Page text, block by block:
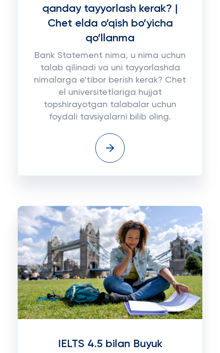
qanday tayyorlash kerak? |
Chet elda o‘qish bo‘yicha
qo‘llanma
Bank Statement nima, u nima uchun
talab qilinadi va uni tayyorlashda
nimalarga e'tibor berish kerak? Chet
el universitetlariga hujjat
topshirayotgan talabalar uchun
foydali tavsiyalarni bilib oling.
IELTS 4.5 bilan Buyuk